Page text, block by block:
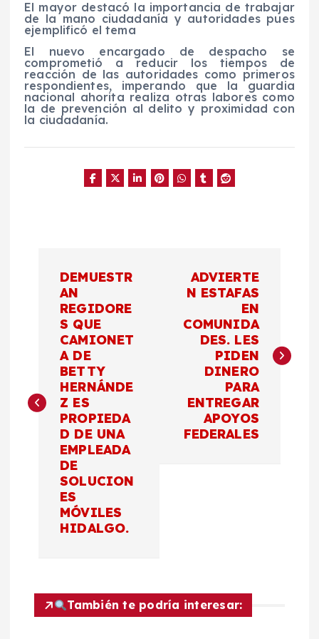
El mayor destacó la importancia de trabajar
de la mano ciudadanía y autoridades pues
ejemplificó el tema
El nuevo encargado de despacho se
comprometió a reducir los tiempos de
reacción de las autoridades como primeros
respondientes, imperando que la guardia
nacional ahorita realiza otras labores como
la de prevención al delito y proximidad con
la ciudadanía.
g
d
DEMUESTR
AN
REGIDORE
S QUE
CAMIONET
A DE
BETTY
HERNÁNDE
Z ES
PROPIEDA
D DE UNA
EMPLEADA
DE
SOLUCION
ES
MÓVILES
HIDALGO.
ADVIERTE
N ESTAFAS
EN
COMUNIDA
DES. LES
PIDEN
DINERO
PARA
ENTREGAR
APOYOS
FEDERALES
También te podría interesar: